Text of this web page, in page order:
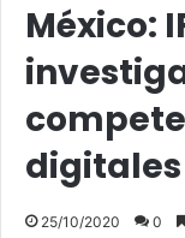
México:
digitales
25/10/2020 0